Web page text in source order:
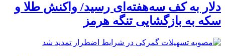
دلار به کف سه‌هفته‌ای رسید/ واکنش طلا و
سکه به بازگشایی تنگه هرمز